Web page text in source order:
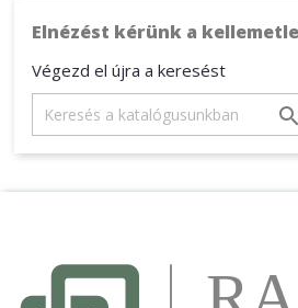
Elnézést kérünk a
Végezd el újra a keresést
